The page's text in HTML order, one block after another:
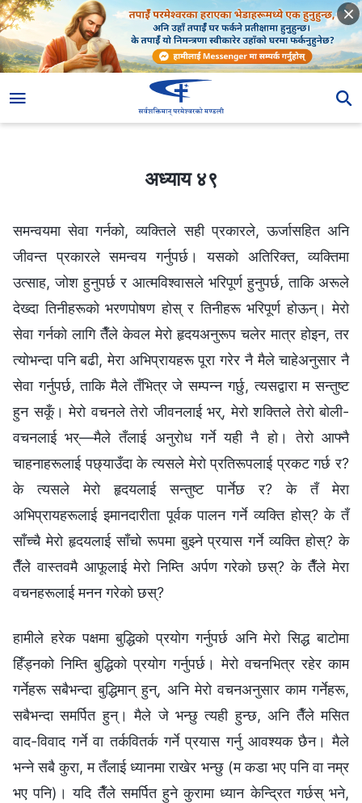
अध्याय ४९
समन्वयमा सेवा गर्नको, व्यक्तिले सही प्रकारले, ऊर्जासहित अनि
जीवन्त प्रकारले समन्वय गर्नुपर्छ। यसको अतिरिक्त, व्यक्तिमा
उत्साह, जोश हुनुपर्छ र आत्मविश्‍वासले भरिपूर्ण हुनुपर्छ, ताकि अरूले
देख्दा तिनीहरूको भरणपोषण होस् र तिनीहरू भरिपूर्ण होऊन्। मेरो
सेवा गर्नको लागि तैँले केवल मेरो हृदयअनुरूप चलेर मात्र होइन, तर
त्योभन्दा पनि बढी, मेरा अभिप्रायहरू पूरा गरेर नै मैले चाहेअनुसार नै
सेवा गर्नुपर्छ, ताकि मैले तँभित्र जे सम्पन्न गर्छु, त्यसद्वारा म सन्तुष्ट
हुन सकूँ। मेरो वचनले तेरो जीवनलाई भर्, मेरो शक्तिले तेरो बोली-
वचनलाई भर्—मैले तँलाई अनुरोध गर्ने यही नै हो। तेरो आफ्नै
चाहनाहरूलाई पछ्याउँदा के त्यसले मेरो प्रतिरूपलाई प्रकट गर्छ र?
के त्यसले मेरो हृदयलाई सन्तुष्ट पार्नेछ र? के तँ मेरा
अभिप्रायहरूलाई इमानदारीता पूर्वक पालन गर्ने व्यक्ति होस्? के तँ
साँच्चै मेरो हृदयलाई साँचो रूपमा बुझ्‍ने प्रयास गर्ने व्यक्ति होस्? के
तैँले वास्तवमै आफूलाई मेरो निम्ति अर्पण गरेको छस्? के तैँले मेरा
वचनहरूलाई मनन गरेको छस्?
हामीले हरेक पक्षमा बुद्धिको प्रयोग गर्नुपर्छ अनि मेरो सिद्ध बाटोमा
हिँड्नको निम्ति बुद्धिको प्रयोग गर्नुपर्छ। मेरो वचनभित्र रहेर काम
गर्नेहरू सबैभन्दा बुद्धिमान् हुन्, अनि मेरो वचनअनुसार काम गर्नेहरू,
सबैभन्दा समर्पित हुन्। मैले जे भन्छु त्यही हुन्छ, अनि तैँले मसित
वाद-विवाद गर्ने वा तर्कवितर्क गर्ने प्रयास गर्नु आवश्यक छैन। मैले
भन्‍ने सबै कुरा, म तँलाई ध्यानमा राखेर भन्छु (म कडा भए पनि वा नम्र
भए पनि)। यदि तैँले समर्पित हुने कुरामा ध्यान केन्द्रित गर्छस् भने,